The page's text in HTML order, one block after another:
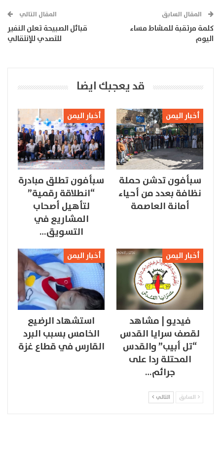
المقال السابق
كلمة مرتقبة للمشاط مساء
اليوم
المقال التالي
قبائل الصبيحة تعلن النفير
للتصدي للإنتقالي
قد يعجبك ايضا
أخبار اليمن
سبأفون تدشن حملة
نظافة بعدد من أحياء
أمانة العاصمة
أخبار اليمن
سبأفون تطلق مبادرة
“انطلاقة رقمية”
لتأهيل أصحاب
المشاريع في
التسويق…
أخبار اليمن
فيديو | مشاهد
لقصف سرايا القدس
“تل أبيب” والقدس
المحتلة ردا على
جرائم…
أخبار اليمن
استشهاد الرضيع
الخامس بسبب البرد
القارس في قطاع غزة
السابق التالي